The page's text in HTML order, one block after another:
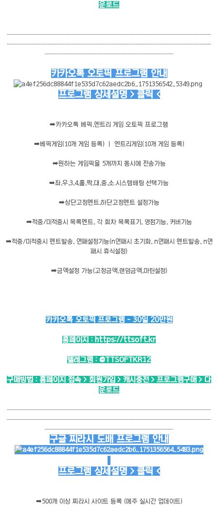
운로드
───────────────────────────────────
───────────────────────────────────
──────────────────────
카카오톡 오토픽 프로그램 안내
프로그램 상세설명 > 클릭 <
➡️카카오톡 베픽,엔트리 게임 오토픽 프로그램
➡️ 베픽게임(10개 게임 등록) ㅣ 엔트리게임(10개 게임 등록)
➡️원하는 게임픽을 5개까지 동시에 전송가능
➡️좌,우,3,4,홀,짝,대,중,소.시스템배팅 선택가능
➡️상단고정멘트,하단고정멘트 설정가능
➡️적중/미적중시 목록멘트, 각 회차 목록표기, 영점기능, 커버기능
➡️적중/미적중시 멘트발송, 연패설정기능(n연패시 초기화, n연패시 멘트발송, n연
패시 휴식설정)
➡️금액설정 가능(고정금액,랜덤금액,마틴설정)
카카오톡 오토픽 프로그램 - 30일 20만원
홈페이지 : https://ttsoft.kr
텔레그램 : @TTSOFTKR12
구매방법 : 홈페이지 접속 > 회원가입 > 캐시충전 > 프로그램구매 > 다
운로드
───────────────────────────────────
───────────────────────────────────
──────────────────────
구글 찌라시 도배 프로그램 안내
프로그램 상세설명 > 클릭 <
➡️500개 이상 찌라시 사이트 등록 (메주 실시간 업데이트)